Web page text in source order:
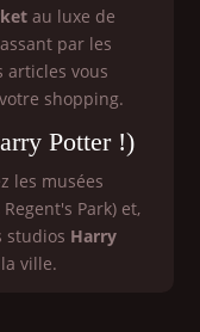
au luxe de
par les
articles vous
shopping.
Potter !)
les musées
Park) et,
studios Harry
ville.